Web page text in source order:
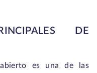
DE
es una de las